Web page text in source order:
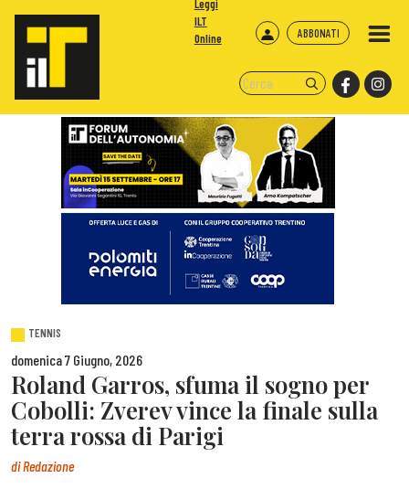
ABBONATI
Leggi
ILT
Online
TENNIS
domenica 7 Giugno, 2026
Roland Garros, sfuma il sogno per
Cobolli: Zverev vince la finale sulla
terra rossa di Parigi
diRedazione